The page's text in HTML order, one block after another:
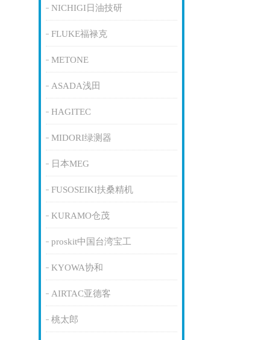
NICHIGI日油技研
FLUKE福禄克
METONE
ASADA浅田
HAGITEC
MIDORI绿测器
日本MEG
FUSOSEIKI扶桑精机
KURAMO仓茂
proskit中国台湾宝工
KYOWA协和
AIRTAC亚德客
桃太郎